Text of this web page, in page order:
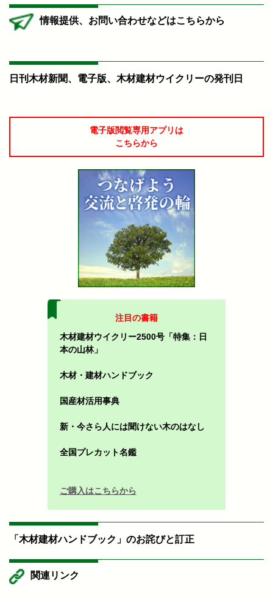
情報提供、お問い合わせなどはこちらから
日刊木材新聞、電子版、木材建材ウイクリーの発刊日
電子版閲覧専用アプリは
こちらから
注目の書籍
木材建材ウイクリー2500号「特集：日
本の山林」
木材・建材ハンドブック
国産材活用事典
新・今さら人には聞けない木のはなし
全国プレカット名鑑
ご購入はこちらから
「木材建材ハンドブック」のお詫びと訂正
関連リンク